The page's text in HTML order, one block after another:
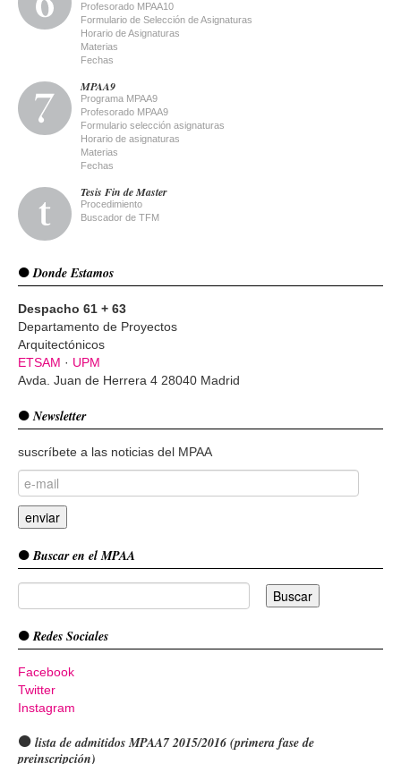
Profesorado MPAA10
Formulario de Selección de Asignaturas
Horario de Asignaturas
Materias
Fechas
MPAA9
Programa MPAA9
Profesorado MPAA9
Formulario selección asignaturas
Horario de asignaturas
Materias
Fechas
Tesis Fin de Master
Procedimiento
Buscador de TFM
Donde Estamos
Despacho 61 + 63
Departamento de Proyectos
Arquitectónicos
ETSAM · UPM
Avda. Juan de Herrera 4 28040 Madrid
Newsletter
suscríbete a las noticias del MPAA
Buscar en el MPAA
Redes Sociales
Facebook
Twitter
Instagram
lista de admitidos MPAA7 2015/2016 (primera fase de
preinscripción)